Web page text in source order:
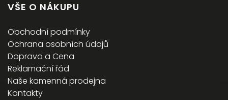
VŠE O NÁKUPU
Obchodní podmínky
Ochrana osobních údajů
Doprava a Cena
Reklamační řád
Naše kamenná prodejna
Kontakty